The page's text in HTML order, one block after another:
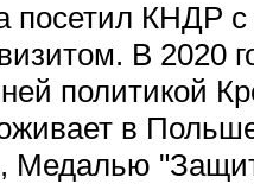
посетил КНДР
В 2020
политикой
в
Медалью